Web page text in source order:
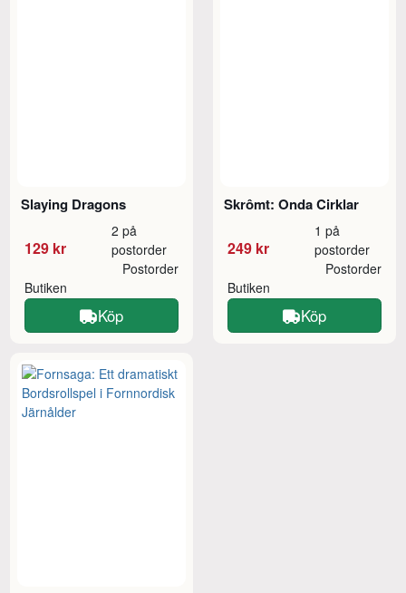
Slaying Dragons
129 kr
2 på
postorder
Butiken
Postorder
Köp
Skrômt: Onda Cirklar
249 kr
1 på
postorder
Butiken
Postorder
Köp